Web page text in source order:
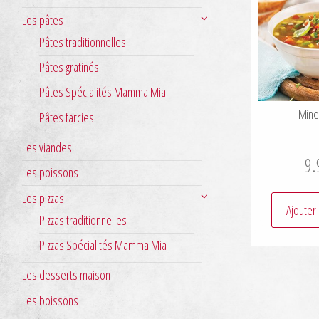
Les pâtes
Pâtes traditionnelles
Pâtes gratinés
Pâtes Spécialités Mamma Mia
Pâtes farcies
Les viandes
Les poissons
Les pizzas
Pizzas traditionnelles
Pizzas Spécialités Mamma Mia
Les desserts maison
Les boissons